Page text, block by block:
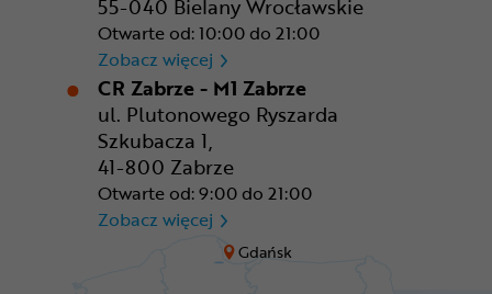
Gdańsk
55-040 Bielany Wrocławskie
Otwarte od: 10:00 do 21:00
Zobacz więcej CR Wrocław - CH Aleja
CR Zabrze - M1 Zabrze
ul. Plutonowego Ryszarda
Szkubacza 1,
41-800 Zabrze
Otwarte od: 9:00 do 21:00
Zobacz więcej CR Zabrze - M1 Zabrze